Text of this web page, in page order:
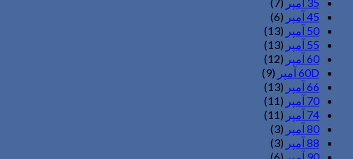
45 آمپر
(6)
50 آمپر
(13)
55 آمپر
(13)
60 آمپر
(12)
60D آمپر
(9)
66 آمپر
(13)
70 آمپر
(11)
74 آمپر
(11)
80 آمپر
(3)
88 آمپر
(3)